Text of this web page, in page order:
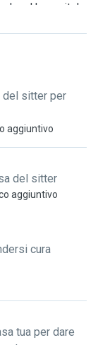
and how vital
completely
sitting for
various
and energy
for sensitive
routines, or
calm, patient,
cuddles, and
like a
quality of care,
seminars.
of
This
calmly
services
outdoor walks,
del sitter per
aggiuntivo
del sitter
aggiuntivo
cura
tua per dare